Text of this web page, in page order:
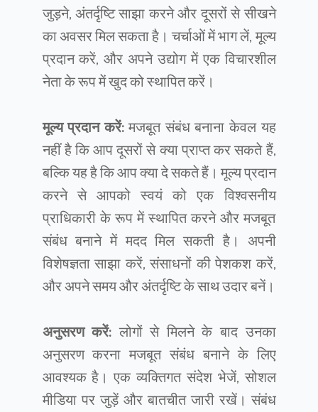
जुड़ने, अंतर्दृष्टि साझा करने और दूसरों से सीखने
का अवसर मिल सकता है। चर्चाओं में भाग लें, मूल्य
प्रदान करें, और अपने उद्योग में एक विचारशील
नेता के रूप में खुद को स्थापित करें।
मूल्य प्रदान करें:मजबूत संबंध बनाना केवल यह
नहीं है कि आप दूसरों से क्या प्राप्त कर सकते हैं,
बल्कि यह है कि आप क्या दे सकते हैं। मूल्य प्रदान
करने से आपको स्वयं को एक विश्वसनीय
प्राधिकारी के रूप में स्थापित करने और मजबूत
संबंध बनाने में मदद मिल सकती है। अपनी
विशेषज्ञता साझा करें, संसाधनों की पेशकश करें,
और अपने समय और अंतर्दृष्टि के साथ उदार बनें।
अनुसरण करें: लोगों से मिलने के बाद उनका
अनुसरण करना मजबूत संबंध बनाने के लिए
आवश्यक है। एक व्यक्तिगत संदेश भेजें, सोशल
मीडिया पर जुड़ें और बातचीत जारी रखें। संबंध